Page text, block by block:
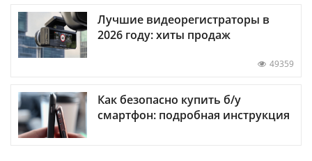
Лучшие видеорегистраторы в
2026 году: хиты продаж
49359
Как безопасно купить б/у
смартфон: подробная инструкция